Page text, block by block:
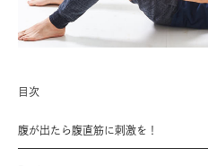
目次
腹が出たら腹直筋に刺激を！